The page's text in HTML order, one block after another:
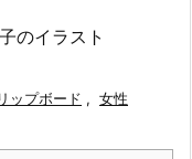
のイラスト
ップボード , 女性